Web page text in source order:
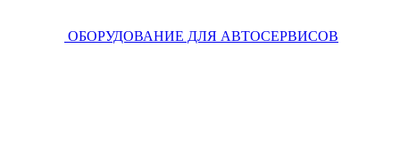
ОБОРУДОВАНИЕ ДЛЯ АВТОСЕРВИСОВ